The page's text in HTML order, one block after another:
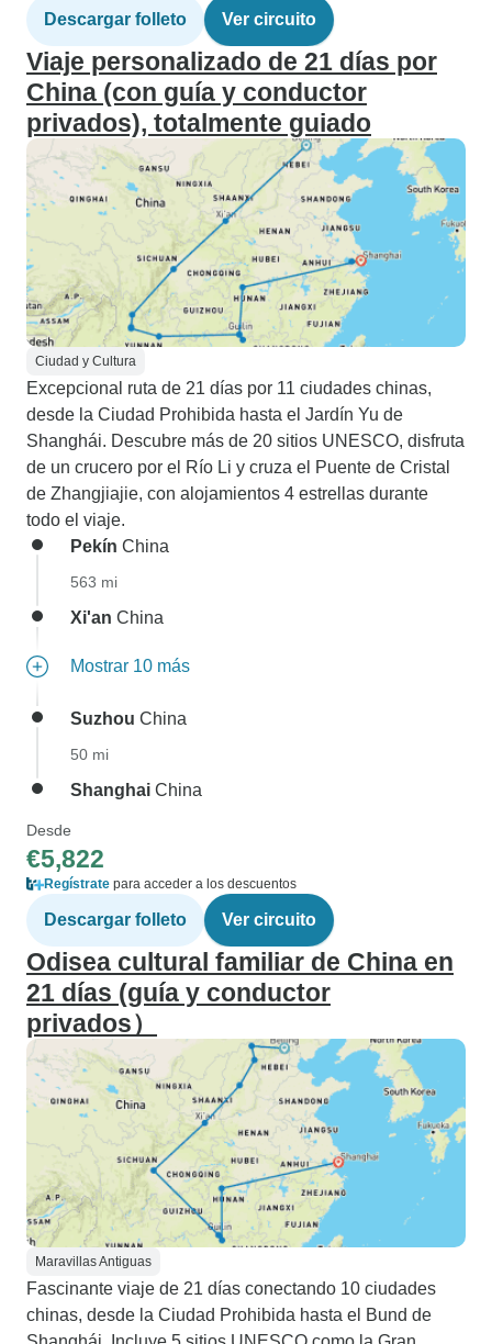
Descargar folleto Ver circuito
Viaje personalizado de 21 días por
China (con guía y conductor
privados), totalmente guiado
Ciudad y Cultura
Excepcional ruta de 21 días por 11 ciudades chinas,
desde la Ciudad Prohibida hasta el Jardín Yu de
Shanghái. Descubre más de 20 sitios UNESCO, disfruta
de un crucero por el Río Li y cruza el Puente de Cristal
de Zhangjiajie, con alojamientos 4 estrellas durante
todo el viaje.
Pekín China
563 mi
Xi'an China
Mostrar 10 más
Suzhou China
50 mi
Shanghai China
Desde
€5,822
Regístrate para acceder a los descuentos
Descargar folleto Ver circuito
Odisea cultural familiar de China en
21 días (guía y conductor
privados）
Maravillas Antiguas
Fascinante viaje de 21 días conectando 10 ciudades
chinas, desde la Ciudad Prohibida hasta el Bund de